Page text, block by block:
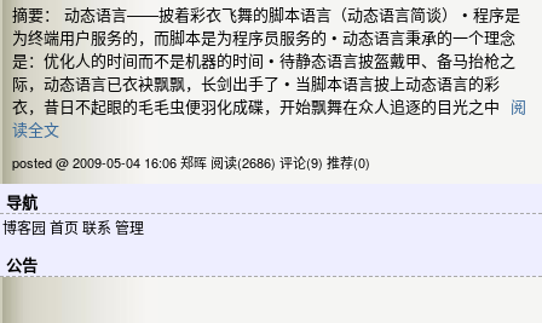
摘要： 动态语言——披着彩衣飞舞的脚本语言（动态语言简谈） • 程序是
为终端用户服务的，而脚本是为程序员服务的 • 动态语言秉承的一个理念
是：优化人的时间而不是机器的时间 • 待静态语言披盔戴甲、备马抬枪之
际，动态语言已衣袂飘飘，长剑出手了 • 当脚本语言披上动态语言的彩
衣，昔日不起眼的毛毛虫便羽化成碟，开始飘舞在众人追逐的目光之中 阅
读全文
posted @ 2009-05-04 16:06 郑晖 阅读(2686) 评论(9) 推荐(0)
导航
博客园 首页联系 管理
公告